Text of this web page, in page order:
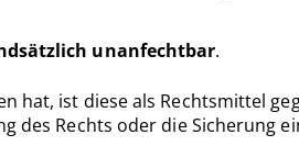
unanfechtbar.
hat, ist diese als Rechtsmittel
Rechts oder die Sicherung